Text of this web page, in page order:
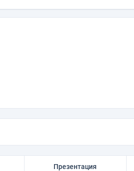
Презентация